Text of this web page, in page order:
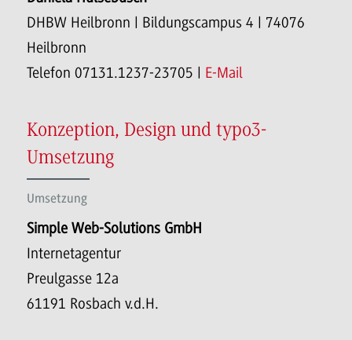
DHBW Heilbronn | Bildungscampus 4 | 74076
Heilbronn
Telefon 07131.1237-23705 | E-Mail
Konzeption, Design und typo3-
Umsetzung
Umsetzung
Simple Web-Solutions GmbH
Internetagentur
Preulgasse 12a
61191 Rosbach v.d.H.